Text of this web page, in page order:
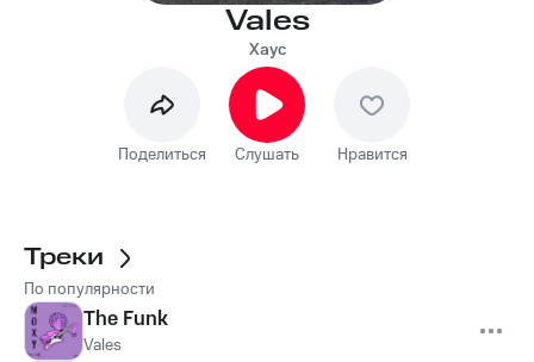
Vales
Хаус
Поделиться Слушать Нравится
Треки
По популярности
The Funk
Vales